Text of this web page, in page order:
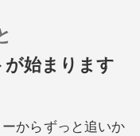
0
が始まります
と追いか